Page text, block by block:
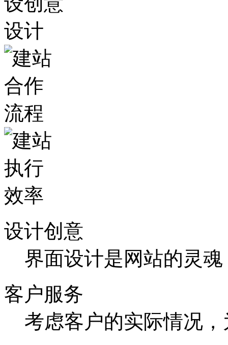
设计创意
界面设计是网站的灵
客户服务
考虑客户的实际情况